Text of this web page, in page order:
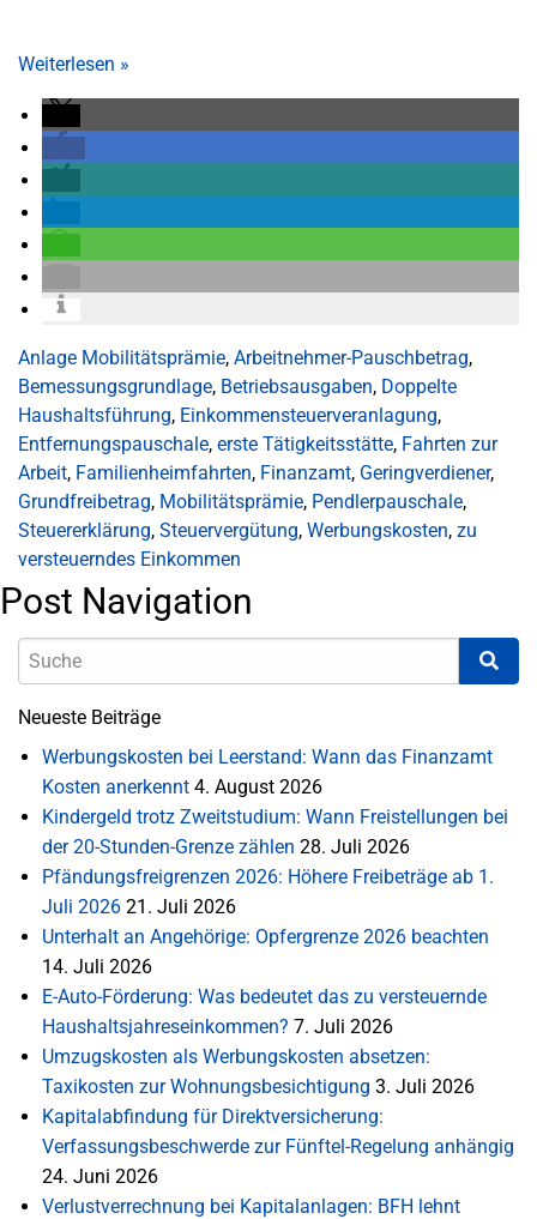
Weiterlesen »
Anlage Mobilitätsprämie, Arbeitnehmer-Pauschbetrag,
Bemessungsgrundlage, Betriebsausgaben, Doppelte
Haushaltsführung, Einkommensteuerveranlagung,
Entfernungspauschale, erste Tätigkeitsstätte, Fahrten zur
Arbeit, Familienheimfahrten, Finanzamt, Geringverdiener,
Grundfreibetrag, Mobilitätsprämie, Pendlerpauschale,
Steuererklärung, Steuervergütung, Werbungskosten, zu
versteuerndes Einkommen
Post Navigation
Neueste Beiträge
Werbungskosten bei Leerstand: Wann das Finanzamt
Kosten anerkennt 4. August 2026
Kindergeld trotz Zweitstudium: Wann Freistellungen bei
der 20-Stunden-Grenze zählen 28. Juli 2026
Pfändungsfreigrenzen 2026: Höhere Freibeträge ab 1.
Juli 2026 21. Juli 2026
Unterhalt an Angehörige: Opfergrenze 2026 beachten
14. Juli 2026
E-Auto-Förderung: Was bedeutet das zu versteuernde
Haushaltsjahreseinkommen? 7. Juli 2026
Umzugskosten als Werbungskosten absetzen:
Taxikosten zur Wohnungsbesichtigung 3. Juli 2026
Kapitalabfindung für Direktversicherung:
Verfassungsbeschwerde zur Fünftel-Regelung anhängig
24. Juni 2026
Verlustverrechnung bei Kapitalanlagen: BFH lehnt